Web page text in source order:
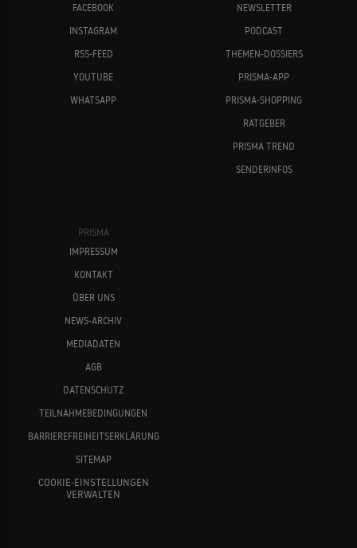
FACEBOOK
INSTAGRAM
RSS-FEED
YOUTUBE
WHATSAPP
NEWSLETTER
PODCAST
THEMEN-DOSSIERS
PRISMA-APP
PRISMA-SHOPPING
RATGEBER
PRISMA TREND
SENDERINFOS
PRISMA
IMPRESSUM
KONTAKT
ÜBER UNS
NEWS-ARCHIV
MEDIADATEN
AGB
DATENSCHUTZ
TEILNAHMEBEDINGUNGEN
BARRIEREFREIHEITSERKLÄRUNG
SITEMAP
COOKIE-EINSTELLUNGEN
VERWALTEN